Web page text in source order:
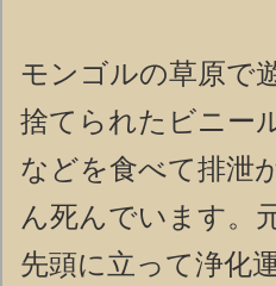
モンゴルの草原で
捨てられたビニー
などを食べて排泄
ん死んでいます。
先頭に立って浄化